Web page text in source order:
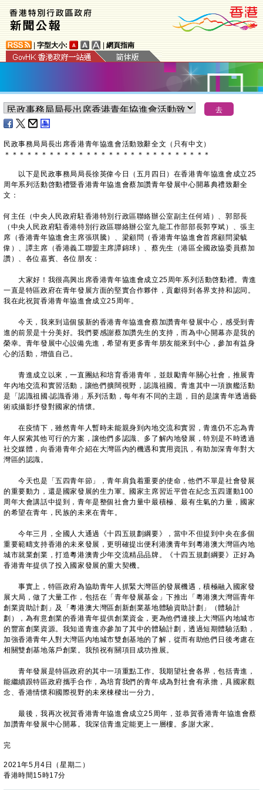
字型大小: 網頁指南
​民政事務局局長出席香港青年協進會活動致辭全文（只有中文）
＊ ＊ ＊ ＊ ＊ ＊ ＊ ＊ ＊ ＊ ＊ ＊ ＊ ＊ ＊ ＊ ＊ ＊ ＊ ＊ ＊ ＊ ＊ ＊ ＊ ＊ ＊ ＊
以下是民政事務局局長徐英偉今日（五月四日）在香港青年協進會成立25
周年系列活動啓動禮暨香港青年協進會蔡加讚青年發展中心開幕典禮致辭全
文：
何主任（中央人民政府駐香港特別行政區聯絡辦公室副主任何靖）、郭部長
（中央人民政府駐香港特別行政區聯絡辦公室九龍工作部部長郭亨斌）、張主
席（香港青年協進會主席張琪騰）、梁顧問（香港青年協進會首席顧問梁毓
偉）、譚主席（香港義工聯盟主席譚錦球）、蔡先生（港區全國政協委員蔡加
讚）、各位嘉賓、各位朋友：
大家好！我很高興出席香港青年協進會成立25周年系列活動啓動禮。青進
一直是特區政府在青年發展方面的堅實合作夥伴，貢獻得到各界支持和認同。
我在此祝賀香港青年協進會成立25周年。
今天，我來到這個簇新的香港青年協進會蔡加讚青年發展中心，感受到青
進的前景是十分美好。我們要感謝蔡加讚先生的支持，而為中心開幕亦是我的
榮幸。青年發展中心設備先進，希望有更多青年朋友能來到中心，參加有益身
心的活動，增值自己。
青進成立以來，一直團結和培育香港青年，並鼓勵青年關心社會，推展青
年內地交流和實習活動，讓他們擴闊視野，認識祖國。青進其中一項旗艦活動
是「認識祖國‧認識香港」系列活動，每年有不同的主題，目的是讓青年透過藝
術或攝影抒發對國家的情懷。
在疫情下，雖然青年人暫時未能親身到內地交流和實習，青進仍不忘為青
年人探索其他可行的方案，讓他們多認識、多了解內地發展，特別是不時透過
社交媒體，向香港青年介紹在大灣區內的機遇和實用資訊，有助加深青年對大
灣區的認識。
今天也是「五四青年節」，青年肩負着重要的使命，他們不單是社會發展
的重要動力，還是國家發展的生力軍。國家主席習近平曾在紀念五四運動100
周年大會講話中提到，青年是整個社會力量中最積極、最有生氣的力量，國家
的希望在青年，民族的未來在青年。
今年三月，全國人大通過《十四五規劃綱要》，當中不但提到中央在多個
重要範疇支持香港的未來發展，更明確提出便利港澳青年到粵港澳大灣區內地
城市就業創業，打造粵港澳青少年交流精品品牌。《十四五規劃綱要》正好為
香港青年提供了投入國家發展的重大契機。
事實上，特區政府為協助青年人抓緊大灣區的發展機遇，積極融入國家發
展大局，做了大量工作，包括在「青年發展基金」下推出「粵港澳大灣區青年
創業資助計劃」及「粵港澳大灣區創新創業基地體驗資助計劃」（體驗計
劃），為有意創業的香港青年提供創業資金，更為他們連接上大灣區內地城市
的豐富創業資源。我知道青進亦參加了其中的體驗計劃，透過短期體驗活動，
加強香港青年人對大灣區內地城市雙創基地的了解，從而有助他們日後考慮在
相關雙創基地落戶創業。我預祝有關項目成功推展。
青年發展是特區政府的其中一項重點工作。我期望社會各界，包括青進，
能繼續跟特區政府攜手合作，為培育我們的青年成為對社會有承擔，具國家觀
念、香港情懷和國際視野的未來棟樑出一分力。
最後，我再次祝賀香港青年協進會成立25周年，並恭賀香港青年協進會蔡
加讚青年發展中心開幕。我深信青進定能更上一層樓。多謝大家。
完
2021年5月4日（星期二）
香港時間15時17分